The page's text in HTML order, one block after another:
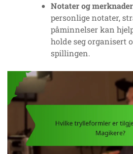
Notater og
personlige notater,
påminnelser kan
holde seg organisert
spillingen.